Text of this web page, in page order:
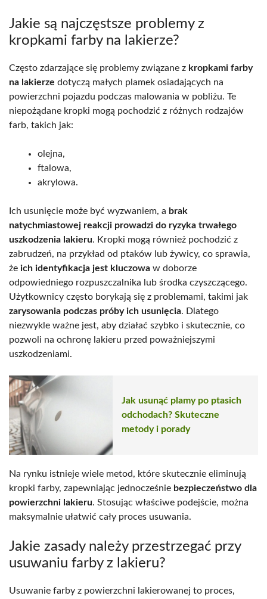
Jakie są najczęstsze problemy z
kropkami farby na lakierze?
Często zdarzające się problemy związane z kropkami farby
na lakierze dotyczą małych plamek osiadających na
powierzchni pojazdu podczas malowania w pobliżu. Te
niepożądane kropki mogą pochodzić z różnych rodzajów
farb, takich jak:
olejna,
ftalowa,
akrylowa.
Ich usunięcie może być wyzwaniem, a brak
natychmiastowej reakcji prowadzi do ryzyka trwałego
uszkodzenia lakieru. Kropki mogą również pochodzić z
zabrudzeń, na przykład od ptaków lub żywicy, co sprawia,
że ich identyfikacja jest kluczowa w doborze
odpowiedniego rozpuszczalnika lub środka czyszczącego.
Użytkownicy często borykają się z problemami, takimi jak
zarysowania podczas próby ich usunięcia. Dlatego
niezwykle ważne jest, aby działać szybko i skutecznie, co
pozwoli na ochronę lakieru przed poważniejszymi
uszkodzeniami.
Jak usunąć plamy po ptasich
odchodach? Skuteczne
metody i porady
Na rynku istnieje wiele metod, które skutecznie eliminują
kropki farby, zapewniając jednocześnie bezpieczeństwo dla
powierzchni lakieru. Stosując właściwe podejście, można
maksymalnie ułatwić cały proces usuwania.
Jakie zasady należy przestrzegać przy
usuwaniu farby z lakieru?
Usuwanie farby z powierzchni lakierowanej to proces,